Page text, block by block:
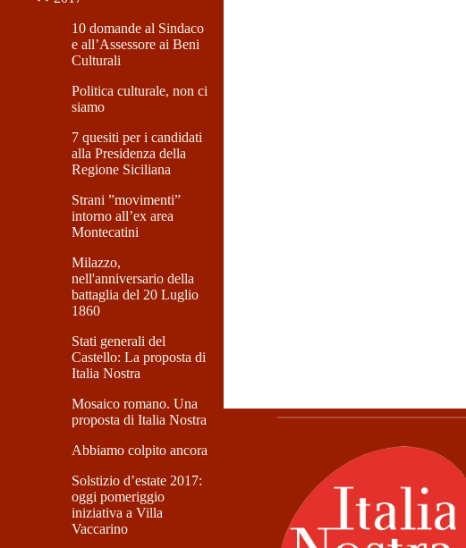
10 domande al Sindaco
e all’Assessore ai Beni
Culturali
Politica culturale, non ci
siamo
7 quesiti per i candidati
alla Presidenza della
Regione Siciliana
Strani ”movimenti”
intorno all’ex area
Montecatini
Milazzo,
nell'anniversario della
battaglia del 20 Luglio
1860
Stati generali del
Castello: La proposta di
Italia Nostra
Mosaico romano. Una
proposta di Italia Nostra
Abbiamo colpito ancora
Solstizio d’estate 2017:
oggi pomeriggio
iniziativa a Villa
Vaccarino